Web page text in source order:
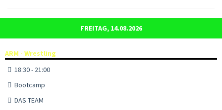
FREITAG, 14.08.2026
ARM - Wrestling
18:30 - 21:00
Bootcamp
DAS TEAM